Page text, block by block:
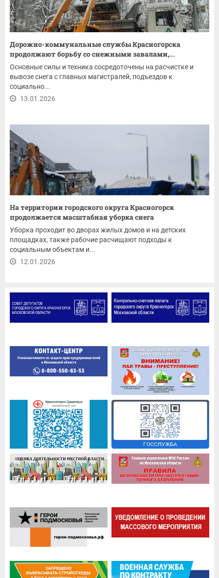
Дорожно-коммунальные службы Красногорска
продолжают борьбу со снежными завалами,...
Основные силы и техника сосредоточены на расчистке и
вывозе снега с главных магистралей, подъездов к
социально...
13.01.2026
На территории городского округа Красногорск
продолжается масштабная уборка снега
Уборка проходит во дворах жилых домов и на детских
площадках, также рабочие расчищают подходы к
социальным объектам и...
12.01.2026